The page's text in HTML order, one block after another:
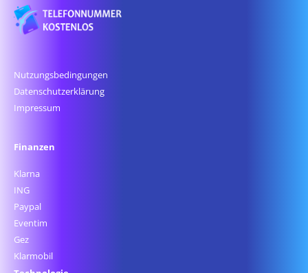
Nutzungsbedingungen
Datenschutz­erklärung
Impressum
Finanzen
Klarna
ING
Paypal
Eventim
Gez
Klarmobil